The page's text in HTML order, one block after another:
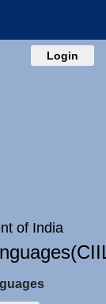
Login
of India